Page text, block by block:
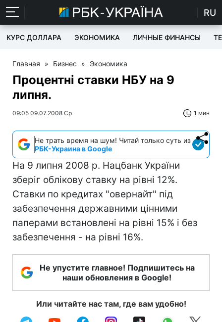
RU
КУРС ДОЛЛАРА ЭКОНОМИКА ЛИЧНЫЕ ФИНАНСЫ
Главная » Бизнес » Экономика
Процентні ставки НБУ на 9
липня.
09:05 09.07.2008 Ср 1 мин
Не трать время на шум! Читай только суть из
РБК-Украина в Google
На 9 липня 2008 р. Нацбанк України
зберіг облікову ставку на рівні 12%.
Ставки по кредитах "овернайт" під
забезпечення державними цінними
паперами встановлені на рівні 15% і без
забезпечення - на рівні 16%.
Не упустите главное! Подпишитесь на
наши обновления в Google!
Или читайте нас там, где вам удобно!